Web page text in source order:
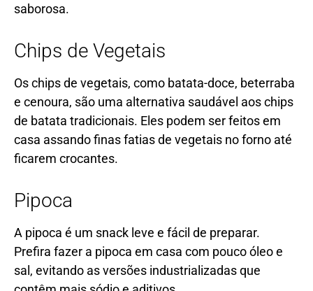
saborosa.
Chips de Vegetais
Os chips de vegetais, como batata-doce, beterraba
e cenoura, são uma alternativa saudável aos chips
de batata tradicionais. Eles podem ser feitos em
casa assando finas fatias de vegetais no forno até
ficarem crocantes.
Pipoca
A pipoca é um snack leve e fácil de preparar.
Prefira fazer a pipoca em casa com pouco óleo e
sal, evitando as versões industrializadas que